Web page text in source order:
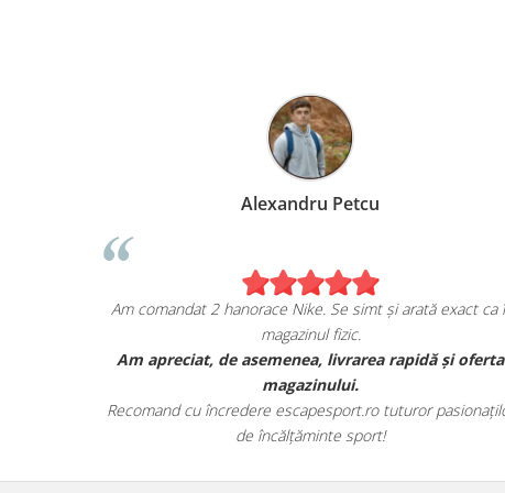
Marius Anghel
Sunt extrem de bucuros de achiziția mea de pe
escapesport.ro!
Am comandat un pair de sneakers JORDAN, și sunt cu
adevărat impresionat de calitatea lor.
Au venit în ambalajul lor autentic și au avut toate detaliile
specifice mărcii.